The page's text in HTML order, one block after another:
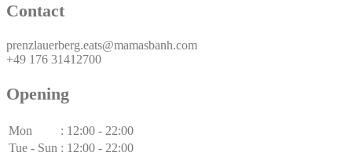
Contact
prenzlauerberg.eats@mamasbanh.com
+49 176 31412700
Opening
Mon : 12:00 - 22:00
Tue - Sun : 12:00 - 22:00